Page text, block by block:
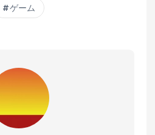
ゲーム